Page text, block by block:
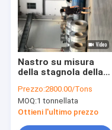
Nastro su misura
della stagnola della
Monel della bobina
400 dell'acciaio
legato di 20mm - di
Prezzo:2800.00/Tons
MOQ:1 tonnellata
Ottieni l'ultimo prezzo